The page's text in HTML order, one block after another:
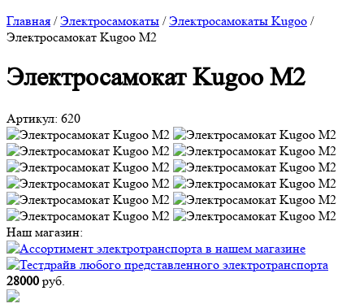
Главная /Электросамокаты /Электросамокаты Kugoo /
Электросамокат Kugoo M2
Электросамокат Kugoo M2
Артикул: 620
Наш магазин:
28000 руб.